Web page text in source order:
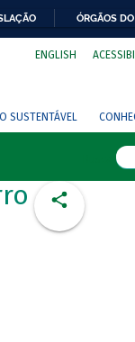
ÓRGÃOS
ENGLISH
SUSTENTÁVEL